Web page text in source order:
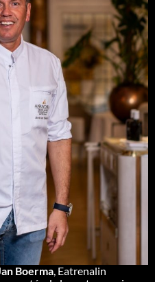
Boerma, Eatrenalin